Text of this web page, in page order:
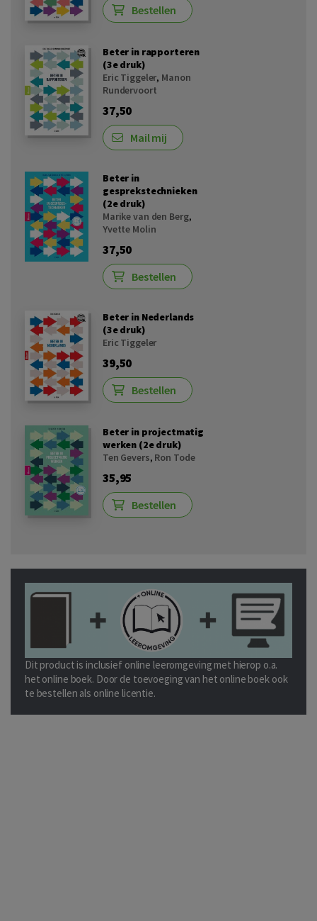
Bestellen
Beter in rapporteren
(3e druk)
Eric Tiggeler, Manon
Rundervoort
37,50
Mail mij
Beter in
gesprekstechnieken
(2e druk)
Marike van den Berg,
Yvette Molin
37,50
Bestellen
Beter in Nederlands
(3e druk)
Eric Tiggeler
39,50
Bestellen
Beter in projectmatig
werken (2e druk)
Ten Gevers, Ron Tode
35,95
Bestellen
Dit product is inclusief online leeromgeving met hierop o.a.
het online boek. Door de toevoeging van het online boek ook
te bestellen als online licentie.